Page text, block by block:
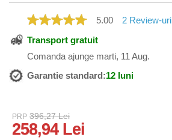
2 Review-uri
5.00
Transport gratuit
Comanda ajunge marti, 11 Aug.
Garantie standard:12 luni
PRP 396,27 Lei
258,94 Lei